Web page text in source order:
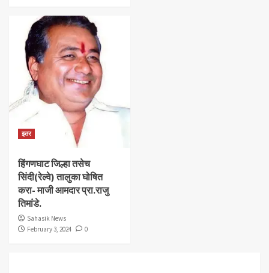
इतर
हिंगणघाट जिल्हा तसेच
सिंदी(रेल्वे) तालुका घोषित
करा- माजी आमदार प्रा.राजु
तिमांडे.
Sahasik News
February 3, 2024
0